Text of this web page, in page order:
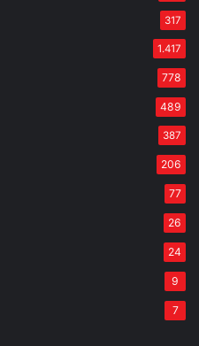
317
1.417
778
489
387
206
77
26
24
9
7